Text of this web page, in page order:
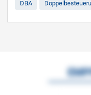
DBA